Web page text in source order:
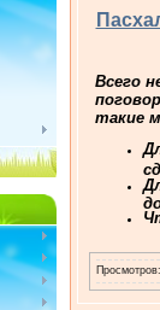
Всего
такие